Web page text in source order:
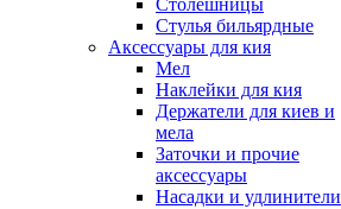
Столешницы
Стулья бильярдные
Аксессуары для кия
Мел
Наклейки для кия
Держатели для киев и
мела
Заточки и прочие
аксессуары
Насадки и удлинители